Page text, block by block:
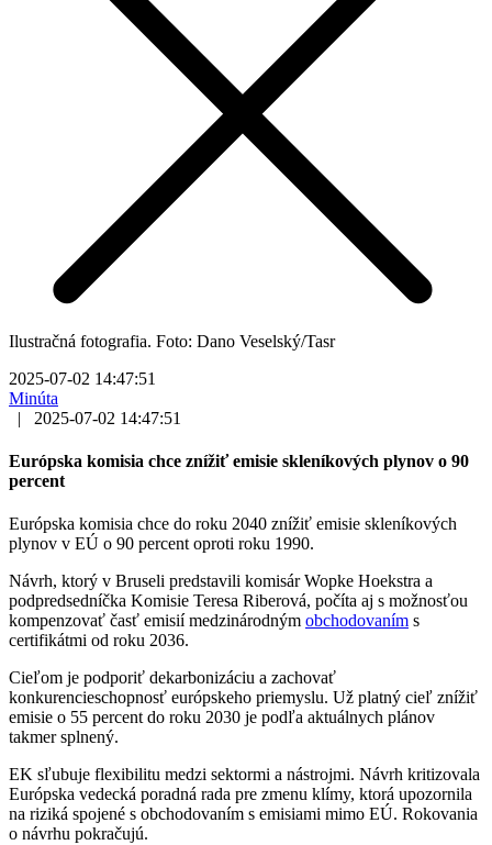
Ilustračná fotografia. Foto: Dano Veselský/Tasr
2025-07-02 14:47:51
Minúta
|
2025-07-02 14:47:51
Európska komisia chce znížiť emisie skleníkových plynov o 90
percent
Európska komisia chce do roku 2040 znížiť emisie skleníkových
plynov v EÚ o 90 percent oproti roku 1990.
Návrh, ktorý v Bruseli predstavili komisár Wopke Hoekstra a
podpredsedníčka Komisie Teresa Riberová, počíta aj s možnosťou
kompenzovať časť emisií medzinárodným obchodovaním s
certifikátmi od roku 2036.
Cieľom je podporiť dekarbonizáciu a zachovať
konkurencieschopnosť európskeho priemyslu. Už platný cieľ znížiť
emisie o 55 percent do roku 2030 je podľa aktuálnych plánov
takmer splnený.
EK sľubuje flexibilitu medzi sektormi a nástrojmi. Návrh kritizovala
Európska vedecká poradná rada pre zmenu klímy, ktorá upozornila
na riziká spojené s obchodovaním s emisiami mimo EÚ. Rokovania
o návrhu pokračujú.